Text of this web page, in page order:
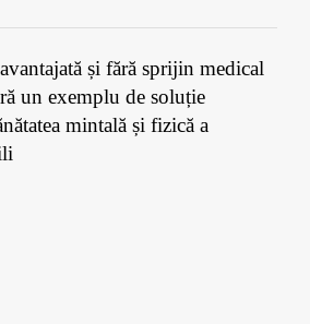
și fără sprijin medical
un exemplu de soluție
mintală și fizică a